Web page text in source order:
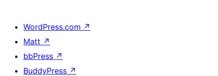
WordPress.com ↗
Matt ↗
bbPress ↗
BuddyPress ↗